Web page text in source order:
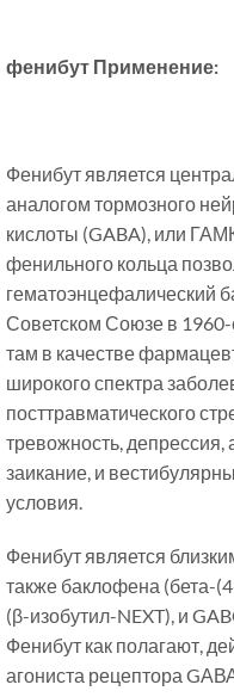
фенибут Применение:
Фенибут является
аналогом тормозного
кислоты (GABA), или
фенильного кольца
гематоэнцефалический
Советском Союзе в 1960-
там в качестве
широкого спектра
посттравматического
тревожность, депрессия,
заикание, и
условия.
Фенибут является
также баклофена (бета-
(β-изобутил-NEXT), и
Фенибут как полагают,
агониста рецептора